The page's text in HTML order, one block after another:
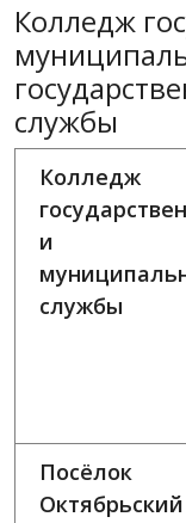
Колледж
службы
Колледж
и
службы
Посёлок
Октябрьский